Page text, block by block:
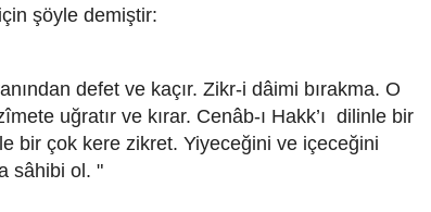
şöyle demiştir:
defet ve kaçır. Zikr-i dâimi bırakma. O
uğratır ve kırar. Cenâb-ı Hakk’ı dilinle bir
bir çok kere zikret. Yiyeceğini ve içeceğini
sâhibi ol. "